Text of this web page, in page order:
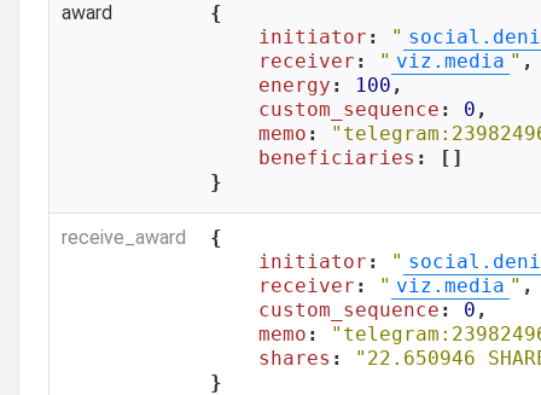
award
{
initiator : "
receiver : " viz.media " ,
energy : 100 ,
custom_sequence : 0 ,
memo :
beneficiaries : []
}
receive_award
{
initiator : "
receiver : " viz.media " ,
custom_sequence : 0 ,
memo :
shares :
"22.650946
}